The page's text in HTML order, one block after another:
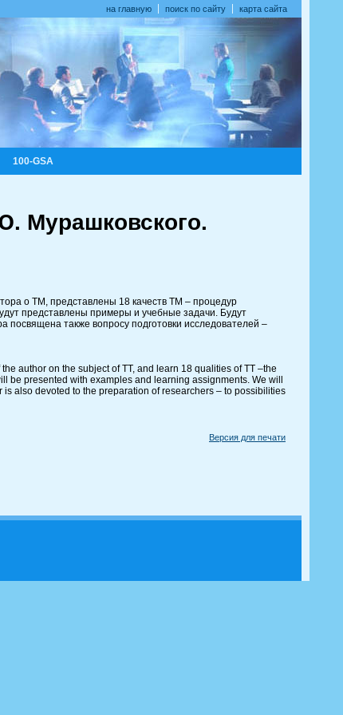
на главную поиск по сайту карта сайта
100-GSA
Мурашковского.
о ТМ, представлены 18 качеств ТМ – процедур
представлены примеры и учебные задачи. Будут
также вопросу подготовки исследователей –
author on the subject of TT, and learn 18 qualities of TT –the
be presented with examples and learning assignments. We will
also devoted to the preparation of researchers – to possibilities
Версия для печати